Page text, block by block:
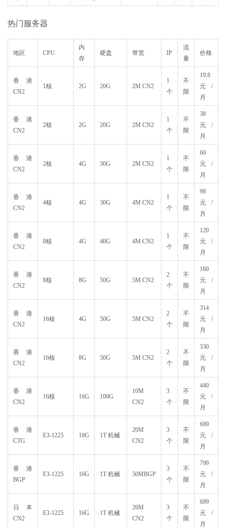
热门服务器
地区 CPU
内
存
硬盘 带宽 IP
流
量
价格
香港
CN2
1核 2G 20G 2M CN2
1
个
不
限
19.8
元/
月
香港
CN2
2核 2G 20G 2M CN2
1
个
不
限
38
元/
月
香港
CN2
2核 4G 30G 2M CN2
1
个
不
限
60
元/
月
香港
CN2
4核 4G 30G 4M CN2
1
个
不
限
98
元/
月
香港
CN2
8核 4G 40G 4M CN2
1
个
不
限
120
元/
月
香港
CN2
8核 8G 50G 5M CN2
2
个
不
限
160
元/
月
香港
CN2
16核 4G 50G 5M CN2
2
个
不
限
314
元/
月
香港
CN2
16核 8G 50G 5M CN2
2
个
不
限
330
元/
月
香港
CN2
16核 16G 100G
10M
CN2
3
个
不
限
440
元/
月
香港
CTG
E3-1225 16G 1T 机械
20M
CN2
3
个
不
限
699
元/
月
香港
BGP
E3-1225 16G 1T 机械 50MBGP
3
个
不
限
799
元/
月
日本
CN2
E3-1225 16G 1T 机械
20M
CN2
3
个
不
限
699
元/
月